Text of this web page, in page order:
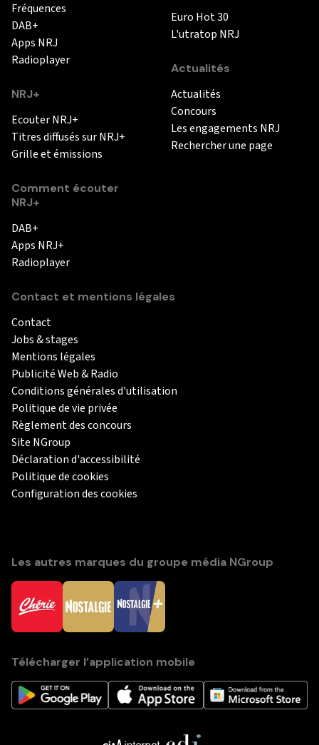
Fréquences
DAB+
Apps NRJ
Radioplayer
NRJ+
Ecouter NRJ+
Titres diffusés sur NRJ+
Grille et émissions
Comment écouter
NRJ+
DAB+
Apps NRJ+
Radioplayer
Euro Hot 30
L'utratop NRJ
Actualités
Actualités
Concours
Les engagements NRJ
Rechercher une page
Contact et mentions légales
Contact
Jobs & stages
Mentions légales
Publicité Web & Radio
Conditions générales d'utilisation
Politique de vie privée
Règlement des concours
Site NGroup
Déclaration d'accessibilité
Politique de cookies
Configuration des cookies
Les autres marques du groupe média NGroup
Télécharger l’application mobile